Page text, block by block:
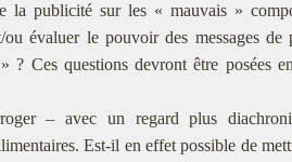
la publicité sur les « mauvais »
évaluer le pouvoir des messages
? Ces questions devront être posées
– avec un regard plus
Est-il en effet possible de